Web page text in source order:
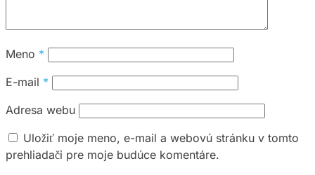
Meno *
E-mail *
Adresa webu
Uložiť moje meno, e-mail a webovú stránku v tomto
prehliadači pre moje budúce komentáre.